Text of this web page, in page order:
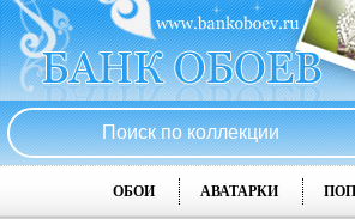
ОБОИ АВАТАРКИ